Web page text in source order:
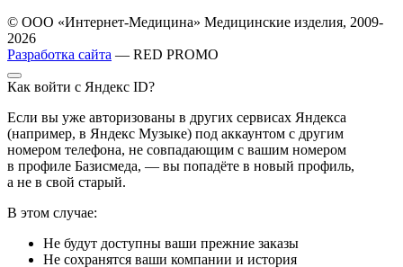
© ООО «Интернет-Медицина» Медицинские изделия, 2009-
2026
Разработка сайта — RED PROMO
Как войти с Яндекс ID?
Если вы уже авторизованы в других сервисах Яндекса
(например, в Яндекс Музыке) под аккаунтом с другим
номером телефона, не совпадающим с вашим номером
в профиле Базисмеда, — вы попадёте в новый профиль,
а не в свой старый.
В этом случае:
Не будут доступны ваши прежние заказы
Не сохранятся ваши компании и история